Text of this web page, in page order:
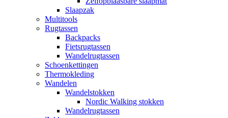
Slaapzak
Multitools
Rugtassen
Backpacks
Fietsrugtassen
Wandelrugtassen
Schoenkettingen
Thermokleding
Wandelen
Wandelstokken
Nordic Walking stokken
Wandelrugtassen